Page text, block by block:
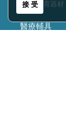
接 受
•視障體育器材
醫療輔具